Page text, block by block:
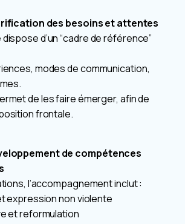
des besoins et attentes
d’un “cadre de référence”
modes de communication,
de les faire émerger, afin de
frontale.
de compétences
l’accompagnement inclut :
expression non violente
et reformulation